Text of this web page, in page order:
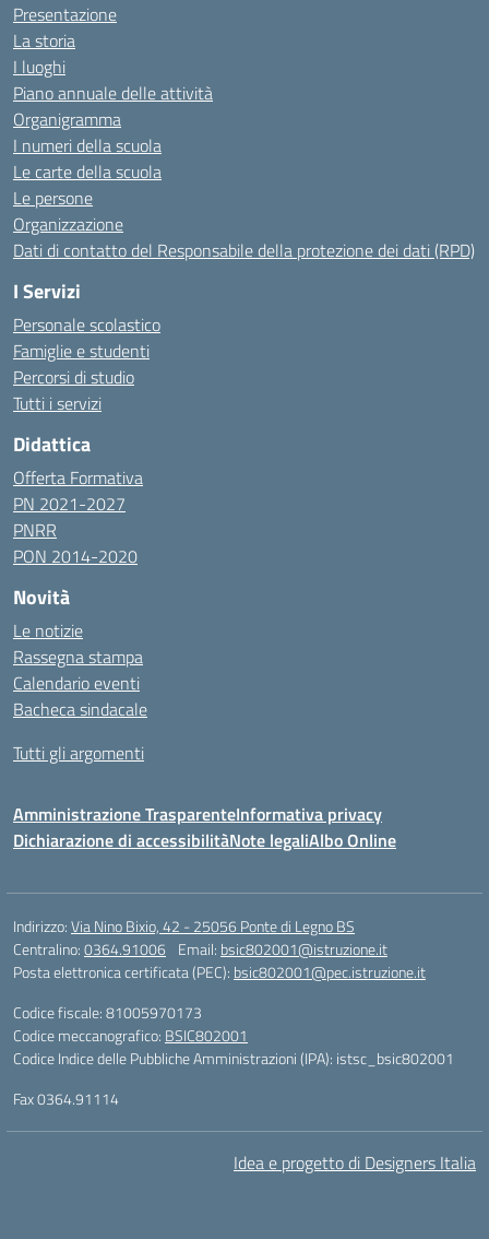
Presentazione
La storia
I luoghi
Piano annuale delle attività
Organigramma
I numeri della scuola
Le carte della scuola
Le persone
Organizzazione
Dati di contatto del Responsabile della protezione dei dati (RPD)
I Servizi
Personale scolastico
Famiglie e studenti
Percorsi di studio
Tutti i servizi
Didattica
Offerta Formativa
PN 2021-2027
PNRR
PON 2014-2020
Novità
Le notizie
Rassegna stampa
Calendario eventi
Bacheca sindacale
Tutti gli argomenti
Amministrazione TrasparenteInformativa privacy
Dichiarazione di accessibilitàNote legaliAlbo Online
Indirizzo:Via Nino Bixio, 42 - 25056 Ponte di Legno BS
Centralino:0364.91006 Email: bsic802001@istruzione.it
Posta elettronica certificata (PEC): bsic802001@pec.istruzione.it
Codice fiscale: 81005970173
Codice meccanografico: BSIC802001
Codice Indice delle Pubbliche Amministrazioni (IPA): istsc_bsic802001
Fax 0364.91114
Idea e progetto di Designers Italia